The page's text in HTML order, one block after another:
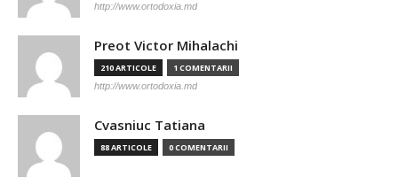
http://www.ortodoxia.md
Preot Victor Mihalachi
210 ARTICOLE 1 COMENTARII
http://www.ortodoxia.md
Cvasniuc Tatiana
88 ARTICOLE 0 COMENTARII